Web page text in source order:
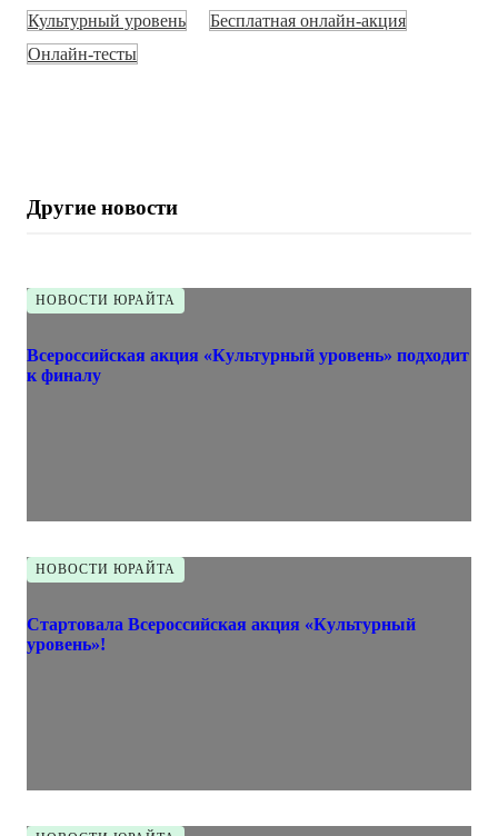
Культурный уровень
Бесплатная онлайн-акция
Онлайн-тесты
Другие новости
НОВОСТИ ЮРАЙТА
Всероссийская акция «Культурный уровень» подходит
к финалу
НОВОСТИ ЮРАЙТА
Стартовала Всероссийская акция «Культурный
уровень»!